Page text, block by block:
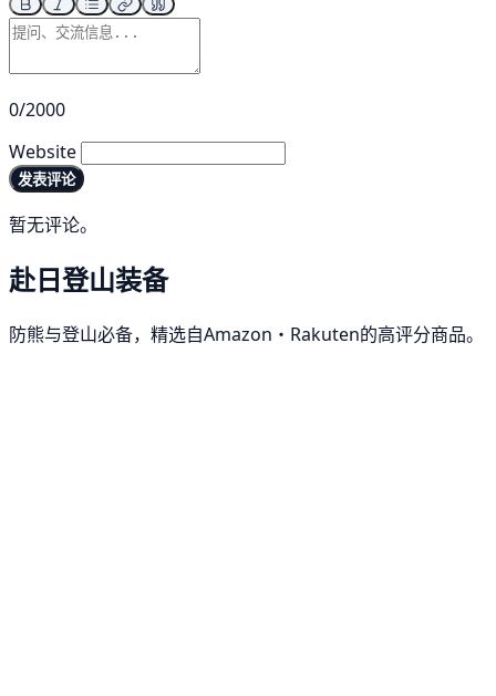
0/2000
Website
发表评论
暂无评论。
赴日登山装备
防熊与登山必备，精选自Amazon・Rakuten的高评分商品。